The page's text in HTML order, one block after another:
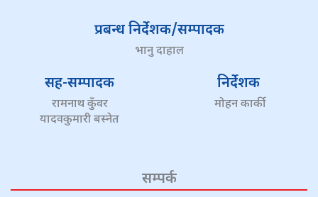
प्रबन्ध निर्देशक/सम्पादक
भानु दाहाल
सह-सम्पादक
रामनाथ कुँवर
यादवकुमारी बस्नेत
निर्देशक
मोहन कार्की
सम्पर्क